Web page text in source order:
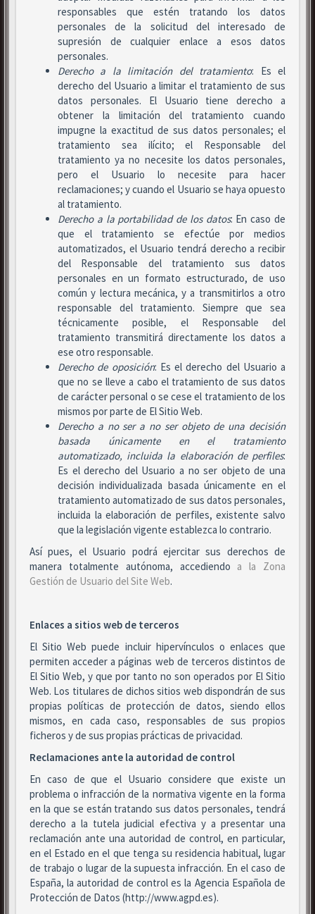
responsables que estén tratando los datos
personales de la solicitud del interesado de
supresión de cualquier enlace a esos datos
personales.
Derecho a la limitación del tratamiento: Es el
derecho del Usuario a limitar el tratamiento de sus
datos personales. El Usuario tiene derecho a
obtener la limitación del tratamiento cuando
impugne la exactitud de sus datos personales; el
tratamiento sea ilícito; el Responsable del
tratamiento ya no necesite los datos personales,
pero el Usuario lo necesite para hacer
reclamaciones; y cuando el Usuario se haya opuesto
al tratamiento.
Derecho a la portabilidad de los datos: En caso de
que el tratamiento se efectúe por medios
automatizados, el Usuario tendrá derecho a recibir
del Responsable del tratamiento sus datos
personales en un formato estructurado, de uso
común y lectura mecánica, y a transmitirlos a otro
responsable del tratamiento. Siempre que sea
técnicamente posible, el Responsable del
tratamiento transmitirá directamente los datos a
ese otro responsable.
Derecho de oposición: Es el derecho del Usuario a
que no se lleve a cabo el tratamiento de sus datos
de carácter personal o se cese el tratamiento de los
mismos por parte de El Sitio Web.
Derecho a no ser a no ser objeto de una decisión
basada únicamente en el tratamiento
automatizado, incluida la elaboración de perfiles:
Es el derecho del Usuario a no ser objeto de una
decisión individualizada basada únicamente en el
tratamiento automatizado de sus datos personales,
incluida la elaboración de perfiles, existente salvo
que la legislación vigente establezca lo contrario.
Así pues, el Usuario podrá ejercitar sus derechos de
manera totalmente autónoma, accediendo a la Zona
Gestión de Usuario del Site Web.
Enlaces a sitios web de terceros
El Sitio Web puede incluir hipervínculos o enlaces que
permiten acceder a páginas web de terceros distintos de
El Sitio Web, y que por tanto no son operados por El Sitio
Web. Los titulares de dichos sitios web dispondrán de sus
propias políticas de protección de datos, siendo ellos
mismos, en cada caso, responsables de sus propios
ficheros y de sus propias prácticas de privacidad.
Reclamaciones ante la autoridad de control
En caso de que el Usuario considere que existe un
problema o infracción de la normativa vigente en la forma
en la que se están tratando sus datos personales, tendrá
derecho a la tutela judicial efectiva y a presentar una
reclamación ante una autoridad de control, en particular,
en el Estado en el que tenga su residencia habitual, lugar
de trabajo o lugar de la supuesta infracción. En el caso de
España, la autoridad de control es la Agencia Española de
Protección de Datos (http://www.agpd.es).